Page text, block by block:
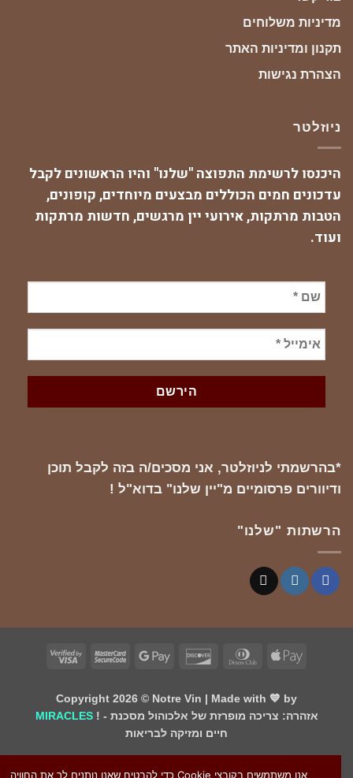
מדיניות משלוחים
תקנון ומדיניות האתר
הצהרת נגישות
ניוזלטר
היכנסו לרשימת התפוצה "שלנו" והיו הראשונים לקבל
עדכונים חמים הכוללים מבצעים מיוחדים, קופונים,
הטבות מרתקות, אירועי יין מרגשים, חדשות מרתקות
ועוד.
*בהרשמתי לניוזלטר, אני מסכים/ה בזה לקבל תוכן
ודיוורים פרסומיים מ"יין שלנו" בדוא"ל !
הרשתות "שלנו"
Apple
Dinners
Discover
Google
MasterCard
Visa
Copyright 2026 ©Notre Vin| Made with 💙 by
MIRACLES! - אזהרה: צריכה מופרזת של אלכוהול מסכנת
חיים ומזיקה לבריאות
אנו משתמשים בקובצי Cookie כדי להבטיח שאנו נותנים לך את החוויה